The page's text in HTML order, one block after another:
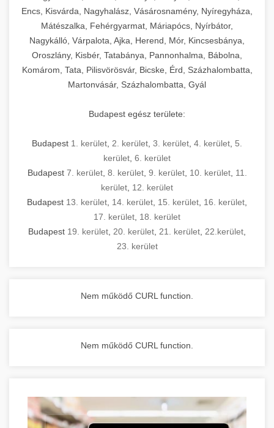
Encs, Kisvárda, Nagyhalász, Vásárosnamény, Nyíregyháza,
Mátészalka, Fehérgyarmat, Máriapócs, Nyírbátor,
Nagykálló, Várpalota, Ajka, Herend, Mór, Kincsesbánya,
Oroszlány, Kisbér, Tatabánya, Pannonhalma, Bábolna,
Komárom, Tata, Pilisvörösvár, Bicske, Érd, Százhalombatta,
Martonvásár, Százhalombatta, Gyál
Budapest egész területe:
Budapest 1. kerület 2. kerület 3. kerület 4. kerület 5.
kerület 6. kerület
Budapest 7. kerület, 8. kerület, 9. kerület, 10. kerület, 11.
kerület 12. kerület
Budapest 13. kerület 14. kerület 15. kerület 16. kerület
17. kerület 18. kerület
Budapest 19. kerület 20. kerület 21. kerület 22.kerület
23. kerület
Nem működő CURL function.
Nem működő CURL function.